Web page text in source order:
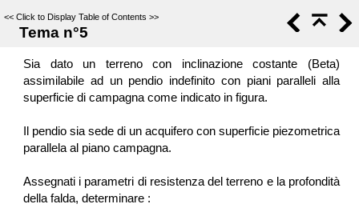
<< Click to Display Table of Contents >>
Tema n°5
Sia dato un terreno con inclinazione costante (Beta)
assimilabile ad un pendio indefinito con piani paralleli alla
superficie di campagna come indicato in figura.
Il pendio sia sede di un acquifero con superficie piezometrica
parallela al piano campagna.
Assegnati i parametri di resistenza del terreno e la profondità
della falda, determinare :